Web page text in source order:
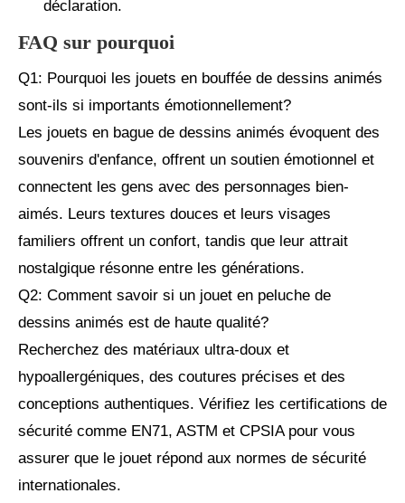
déclaration.
FAQ sur pourquoi
Q1: Pourquoi les jouets en bouffée de dessins animés
sont-ils si importants émotionnellement?
Les jouets en bague de dessins animés évoquent des
souvenirs d'enfance, offrent un soutien émotionnel et
connectent les gens avec des personnages bien-
aimés. Leurs textures douces et leurs visages
familiers offrent un confort, tandis que leur attrait
nostalgique résonne entre les générations.
Q2: Comment savoir si un jouet en peluche de
dessins animés est de haute qualité?
Recherchez des matériaux ultra-doux et
hypoallergéniques, des coutures précises et des
conceptions authentiques. Vérifiez les certifications de
sécurité comme EN71, ASTM et CPSIA pour vous
assurer que le jouet répond aux normes de sécurité
internationales.